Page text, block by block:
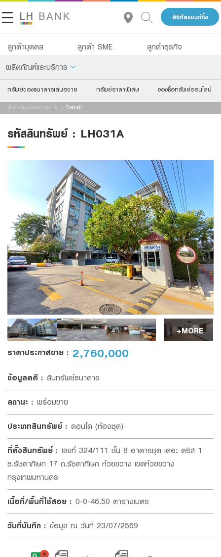
ดิจิทัลแบงก์กิ้ง
ลูกค้าบุคคล ลูกค้า SME ลูกค้าธุรกิจ
ผลิตภัณฑ์และบริการ
เกี่ยวกับเรา
ติดต่อเรา
กลุ่มธุรกิจทางการเงินแลนด์ แอนด์ เฮ้าส์
โทร 1327
เงินฝาก
บริการ
ดิจิทัลแบงก์กิ้ง
Family Banking
Foreigners
ทรัพย์ของธนาคารเสนอขาย ทรัพย์ราคาพิเศษ จองซื้อทรัพย์ออนไลน์
สินทรัพย์รอการขาย > Detail
รหัสสินทรัพย์: LH031A
+MORE
ราคาประกาศขาย : 2,760,000
ข้อมูลคดี : สินทรัพย์ธนาคาร
สถานะ : พร้อมขาย
ประเภทสินทรัพย์: คอนโด (ห้องชุด)
ที่ตั้งสินทรัพย์: เลขที่ 324/111 ชั้น 8 อาคารชุด เดอะ คริส 1
ซ.รัชดาภิเษก 17 ถ.รัชดาภิเษก ห้วยขวาง เขตห้วยขวาง
กรุงเทพมหานคร
เนื้อที่/พื้นที่ใช้สอย : 0-0-46.50 ตารางเมตร
วันที่บันทึก : ข้อมูล ณ วันที่ 23/07/2569
แจ้งความประสงค์จะซื้อสินทรัพย์ของธนาคารฯ ตามใบคำขอเสนอ
ผูกพันตลอดไป โดยผู้เสนอซื้อจะไม่ยกเลิกเพิกถอน หรือเปลี่ยนแปลง
คำเสนอนี้แต่อย่างใดทั้งสิ้น
ในการซื้อสินทรัพย์ตามคำเสนอนี้ ผู้เสนอซื้อตกลงใช้เอกสารสัญญา
จะซื้อจะขายตามแบบและเงื่อนไขที่ธนาคารฯ กำหนด แต่สำหรับ
เงื่อนไขการชำระราคาสินทรัพย์ให้แก่ธนาคารฯ และค่าใช้จ่ายอันเกี่ยว
ละเอียดดังนี้
2.1. การชำระราคาสินทรัพย์ ชำระในวันทำสัญญาจะซื้อ
จะขาย จะต้องไม่น้อยกว่า
ร้อยละ 10 ของราคาสินทรัพย์ ทั้งนี้ โดยให้ถือว่า
เงินจำนวนนั้นได้มอบให้ไว้แก่
ธนาคารฯตามข้อ 2. เป็นส่วนหนึ่งของการชำระ
ราคาสินทรัพย์
ในวันทำสัญญาจะซื้อจะขายจำนวนนี้ด้วย และชำระ
ส่วนที่เหลือทั้งหมด
ในวันจดทะเบียนโอนกรรมสิทธิ์สินทรัพย์โดยจะรับ
โอนกรรมสิทธิ์
และชำระเงินดังกล่าวภายใน 60 วันนับแต่วันทำ
สัญญาจะซื้อจะขายตามข้อ 3.
ในกรณีที่ธนาคารฯ ตกลงขายสินทรัพย์ให้แก่ผู้เสนอซื้อ ผู้เสนอซื้อ
ตกลงจะมาทำสัญญาจะซื้อจะขายสินทรัพย์ภายใน15 วันนับแต่วัน
ที่ธนาคารฯ ได้แจ้งการซื้อขายสินทรัพย์ให้ทราบ หากไม่มาทำสัญญา
ตกลงยินยอมให้ธนาคารฯ ริบเงินที่ได้รับไว้แล้วตามข้อ 2. รวมทั้ง
ให้ธนาคารฯ มีสิทธินำทรัพย์สินไปจำหน่ายให้แก่บุคคลอื่นได้ทันที และ
ให้ถือว่าคำเสนอนี้เป็นอันสิ้นผลผูกพัน ทั้งนี้ โดยผู้เสนอซื้อจะไม่เรียก
ร้องค่าเสียหาย และ/หรือ เงินจำนวนใด ๆ จากธนาคารฯ ทั้งสิ้น
ในการทำคำเสนอซื้อนี้ ผู้เสนอซื้อได้ตรวจสอบสินทรัพย์ตามข้อ 1.
เป็นที่เรียบร้อยแล้ว จึงตกลงเสนอซื้อและตกลงเข้าใจดีว่าธนาคารฯ
ขายทรัพย์สินตามสภาพที่ปรากฏ ดังนั้น หากข้อเท็จจริงปรากฏว่า
สินทรัพย์มีความชำรุดบกพร่อง และ/หรือ มีการรอนสิทธิใน
สินทรัพย์ และ/หรือ มีการเสื่อมสิทธิในการใช้ประโยชน์ ผู้เสนอซื้อ
ตกลงยอมรับในข้อเท็จจริงดังกล่าว โดยจะไม่ยกเป็นข้อปฏิเสธไม่
ยอมรับซื้อสินทรัพย์ดังกล่าว และจะไม่เรียกร้องค่าเสียหายใดๆ จาก
ธนาคารฯ แต่อย่างใดทั้งสิ้น
ผู้เสนอซื้อยอมรับว่า คำเสนอนี้เป็นเพียงการเสนอราคาและเงื่อนไขใน
การซื้อสินทรัพย์จากธนาคารฯ เท่านั้น และการที่ผู้เสนอซื้อนำเงินมา
แจ้งข้อมูลให้ผู้เชี่ยวชาญของเราติดต่อกลับ
*
นามสกุล*
เบอร์โทรศัพท์
รหัสสินทรัพย์
รายละเอียดที่ต้องการติดต่อ*
ต้น ในการติดต่อท่านเพื่อให้คำปรึกษาทางการเงินและนำเสนอข้อมูล เกี่ยวกับ
ผลิตภัณฑ์หรือบริการของธนาคารที่ท่านอาจจะสนใจโปรดอ่านเพิ่มเติมเกี่ยวกับ
ประกาศความเป็นส่วนตัว ของธนาคารอย่างละเอียดเพื่อเข้าใจถึงวิธีการที่ธนาคาร
เก็บรวบรวม ใช้ และเปิดเผยข้อมูลส่วนบุคคลของท่านและ สิทธิของท่าน